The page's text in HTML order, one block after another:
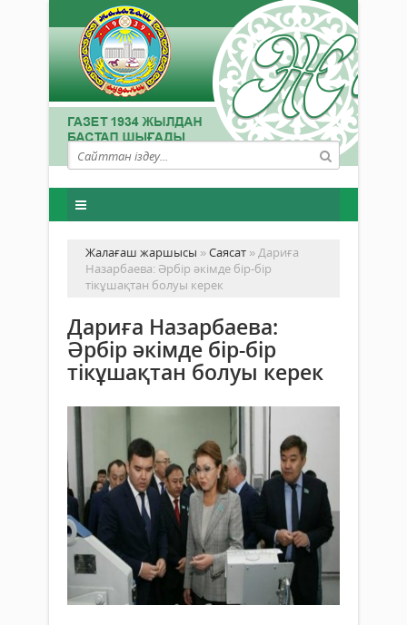
Жалағаш жаршысы »Саясат » Дариға
Назарбаева: Әрбір әкімде бір-бір
тікұшақтан болуы керек
Дариға Назарбаева:
Әрбір әкімде бір-бір
тікұшақтан болуы керек